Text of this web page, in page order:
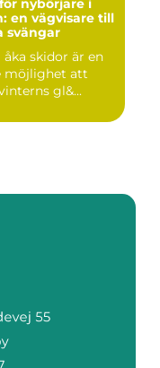
nybörjare i
en vägvisare till
svängar
skidor är en
möjlighet att
gl&...